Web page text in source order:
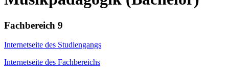
Fachbereich 9
Internetseite des Studiengangs
Internetseite des Fachbereichs